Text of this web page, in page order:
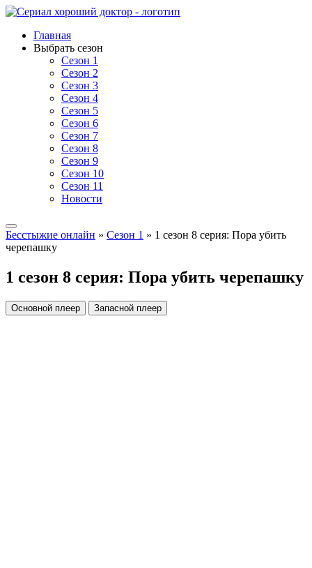
Главная
Выбрать сезон
Сезон 1
Сезон 2
Сезон 3
Сезон 4
Сезон 5
Сезон 6
Сезон 7
Сезон 8
Сезон 9
Сезон 10
Сезон 11
Новости
Бесстыжие онлайн » Сезон 1 » 1 сезон 8 серия: Пора убить
черепашку
1 сезон 8 серия: Пора убить черепашку
Основной плеер Запасной плеер